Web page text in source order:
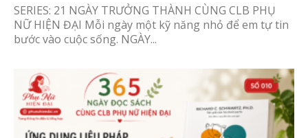
SERIES: 21 NGÀY TRƯỞNG THÀNH CÙNG CLB PHỤ
NỮ HIỆN ĐẠI Mỗi ngày một kỹ năng nhỏ để em tự tin
bước vào cuộc sống. NGÀY...